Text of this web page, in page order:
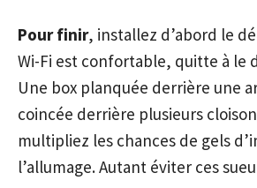
Pour finir, installez d’abord le
Wi-Fi est confortable, quitte à le
Une box planquée derrière une
coincée derrière plusieurs
multipliez les chances de gels
l’allumage. Autant éviter ces